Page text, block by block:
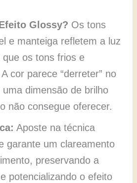
Glossy? Os tons
e manteiga refletem a luz
que os tons frios e
cor parece “derreter” no
dimensão de brilho
não consegue oferecer.
Aposte na técnica
garante um clareamento
preservando a
potencializando o efeito